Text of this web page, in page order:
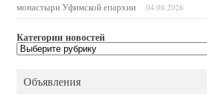
монастыри Уфимской епархии
04.08.2026
Категории новостей
Категории
новостей
Объявления